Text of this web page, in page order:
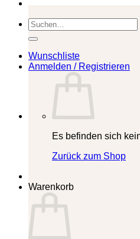
Suchen
nach:
Wunschliste
Anmelden / Registrieren
Es befinden sich
Zurück zum Shop
Warenkorb